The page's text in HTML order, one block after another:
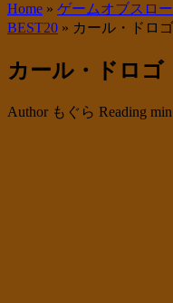
Home » ゲームオブスロ
BEST20 » カール・ドロゴ
カール・ドロゴ
Authorもぐら Reading min